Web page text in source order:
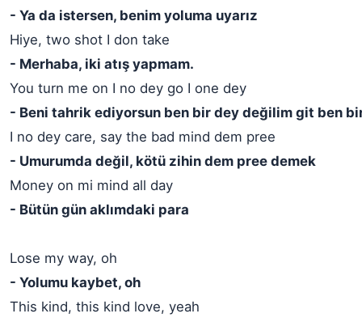
- Ya da istersen, benim yoluma uyarız
Hiye, two shot I don take
- Merhaba, iki atış yapmam.
You turn me on I no dey go I one dey
- Beni tahrik ediyorsun ben bir dey değilim git ben
I no dey care, say the bad mind dem pree
- Umurumda değil, kötü zihin dem pree demek
Money on mi mind all day
- Bütün gün aklımdaki para
Lose my way, oh
- Yolumu kaybet, oh
This kind, this kind love, yeah